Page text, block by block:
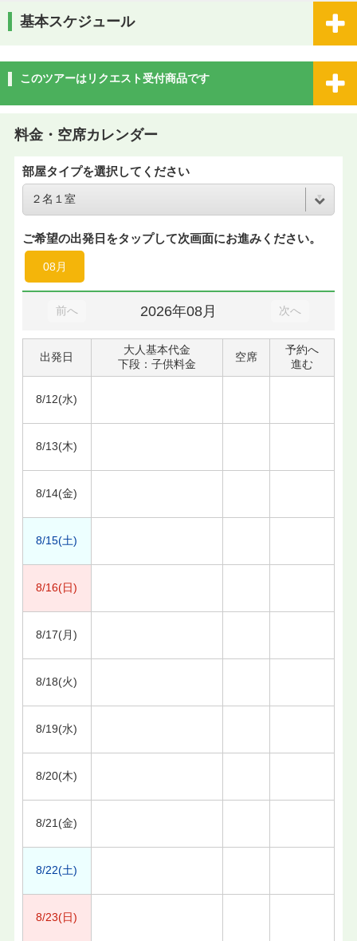
基本スケジュール
このツアーはリクエスト受付商品です
料金・空席カレンダー
部屋タイプを選択してください
ご希望の出発日をタップして次画面にお進みください。
08月
前へ 2026年08月 次へ
出発日
大人基本代金
下段：子供料金
空席
予約へ
進む
8/12(水)
8/13(木)
8/14(金)
8/15(土)
8/16(日)
8/17(月)
8/18(火)
8/19(水)
8/20(木)
8/21(金)
8/22(土)
8/23(日)